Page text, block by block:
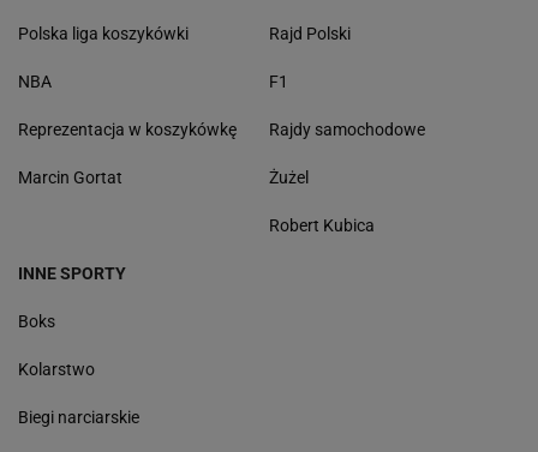
Polska liga koszykówki
NBA
Reprezentacja w koszykówkę
Marcin Gortat
Rajd Polski
F1
Rajdy samochodowe
Żużel
Robert Kubica
INNE SPORTY
Boks
Kolarstwo
Biegi narciarskie